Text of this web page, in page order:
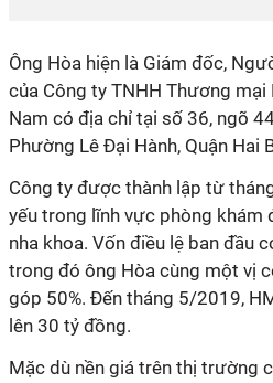
Ông Hòa hiện là Giám đốc,
của Công ty TNHH Thương mại
Nam có địa chỉ tại số 36, ngõ
Phường Lê Đại Hành, Quận Hai
Công ty được thành lập từ
yếu trong lĩnh vực phòng khám
nha khoa. Vốn điều lệ ban đầu
trong đó ông Hòa cùng một vị
góp 50%. Đến tháng 5/2019,
lên 30 tỷ đồng.
Mặc dù nền giá trên thị trường